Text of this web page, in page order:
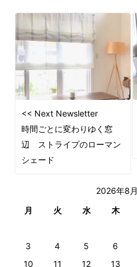
<< Next Newsletter
時間ごとに変わりゆく窓
辺 ストライプのローマン
シェード
2026年8月
月
火 水 木
3
4 5 6
10
11 12 13